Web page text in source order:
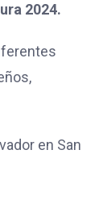
2024.
en San